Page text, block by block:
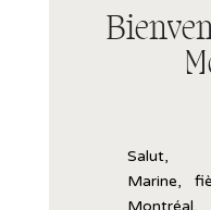
Marine,